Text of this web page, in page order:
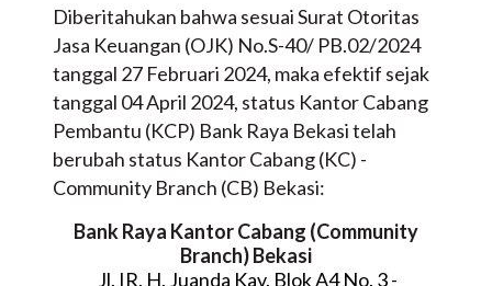
Diberitahukan bahwa sesuai Surat Otoritas
Jasa Keuangan (OJK) No.S-40/ PB.02/2024
tanggal 27 Februari 2024, maka efektif sejak
tanggal 04 April 2024, status Kantor Cabang
Pembantu (KCP) Bank Raya Bekasi telah
berubah status Kantor Cabang (KC) -
Community Branch (CB) Bekasi:
Bank Raya Kantor Cabang (Community
Branch) Bekasi
Jl. IR. H. Juanda Kav. Blok A4 No. 3 -